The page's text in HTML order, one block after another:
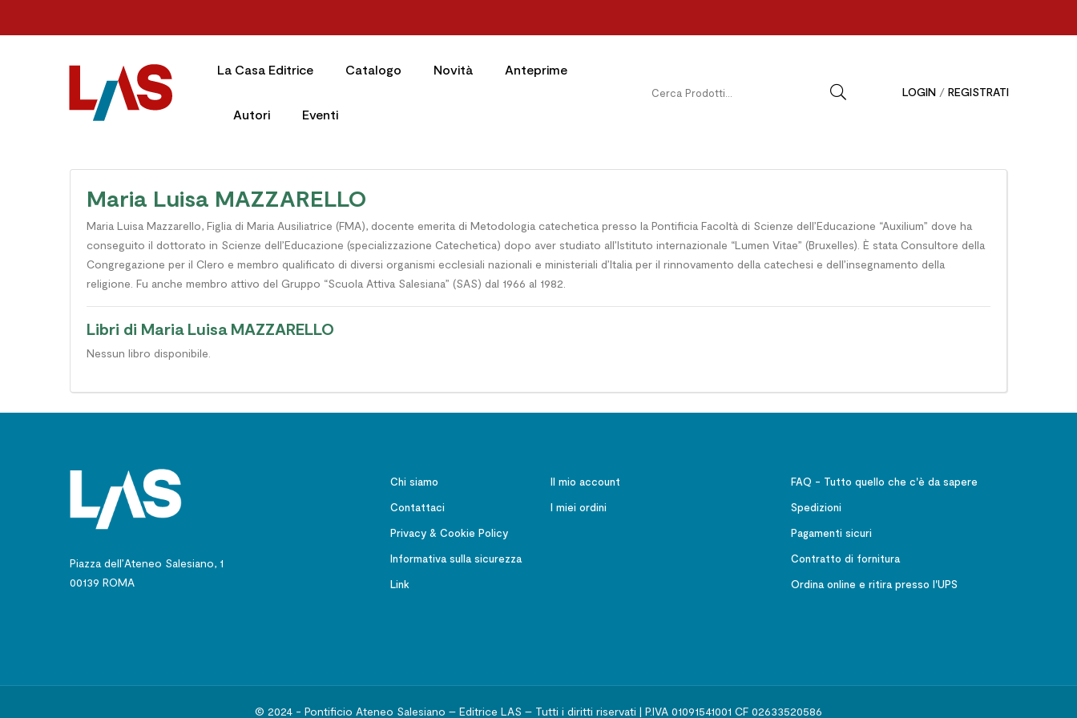
La Casa Editrice Catalogo Novità Anteprime
Autori Eventi
LOGIN / REGISTRATI
Maria Luisa MAZZARELLO
Maria Luisa Mazzarello, Figlia di Maria Ausiliatrice (FMA), docente emerita di Metodologia catechetica presso la Pontificia Facoltà di Scienze dell’Educazione “Auxilium” dove ha
conseguito il dottorato in Scienze dell’Educazione (specializzazione Catechetica) dopo aver studiato all’Istituto internazionale “Lumen Vitae” (Bruxelles). È stata Consultore della
Congregazione per il Clero e membro qualificato di diversi organismi ecclesiali nazionali e ministeriali d’Italia per il rinnovamento della catechesi e dell’insegnamento della
religione. Fu anche membro attivo del Gruppo “Scuola Attiva Salesiana” (SAS) dal 1966 al 1982.
Libri di Maria Luisa MAZZARELLO
Nessun libro disponibile.
Piazza dell’Ateneo Salesiano, 1
00139 ROMA
Chi siamo
Contattaci
Privacy & Cookie Policy
Informativa sulla sicurezza
Link
Il mio account
I miei ordini
FAQ - Tutto quello che c'è da sapere
Spedizioni
Pagamenti sicuri
Contratto di fornitura
Ordina online e ritira presso l'UPS
© 2024 - Pontificio Ateneo Salesiano – Editrice LAS – Tutti i diritti riservati | P.IVA 01091541001 CF 02633520586